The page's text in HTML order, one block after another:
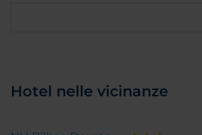
Hotel nelle vicinanze